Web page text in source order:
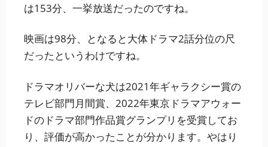
は153分、一挙放送だったのですね。
映画は98分、となると大体ドラマ2話分位の尺
だったというわけですね。
ドラマオリバーな犬は2021年ギャラクシー賞の
テレビ部門月間賞、2022年東京ドラマアウォー
ドのドラマ部門作品賞グランプリを受賞してお
り、評価が高かったことが分かります。やはり